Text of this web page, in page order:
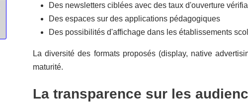
Des newsletters ciblées avec des taux d'ouverture
Des espaces sur des applications pédagogiques
Des possibilités d'affichage dans les établissements
La diversité des formats proposés (display, native
maturité.
La transparence sur les